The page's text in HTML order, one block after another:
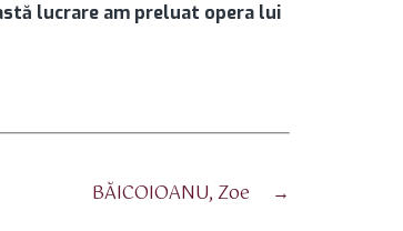
lucrare am preluat opera lui
→
BĂICOIOANU, Zoe